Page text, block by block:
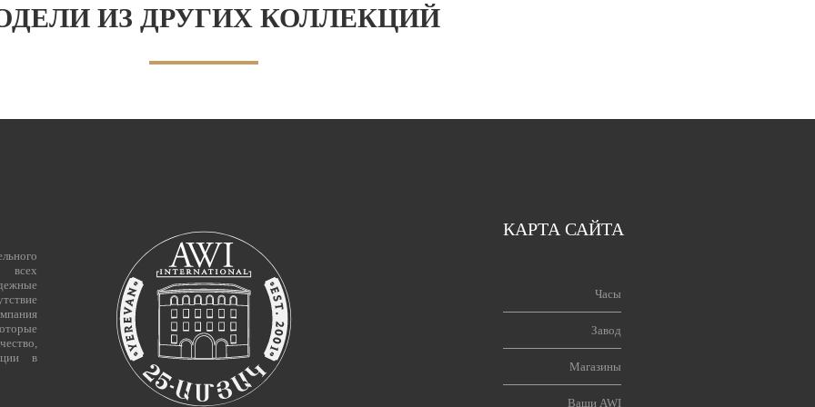
ИЗ ДРУГИХ КОЛЛЕКЦИЙ
всех
в
КАРТА САЙТА
Часы
Завод
Магазины
Ваши AWI